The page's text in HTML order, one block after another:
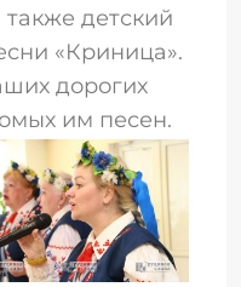
детский
«Криница».
дорогих
им песен.